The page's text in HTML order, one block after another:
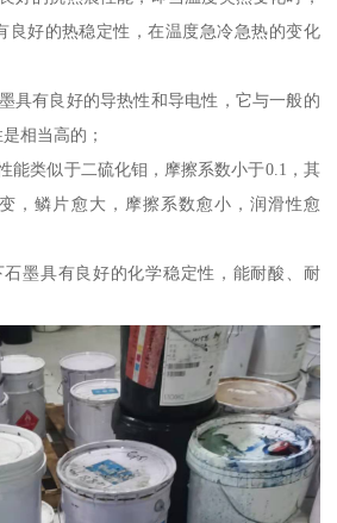
良好的热稳定性，在温度急冷急热的变化
具有良好的导热性和导电性，它与一般的
相当高的；
能类似于二硫化钼，摩擦系数小于0.1，其
，鳞片愈大，摩擦系数愈小，润滑性愈
墨具有良好的化学稳定性，能耐酸、耐